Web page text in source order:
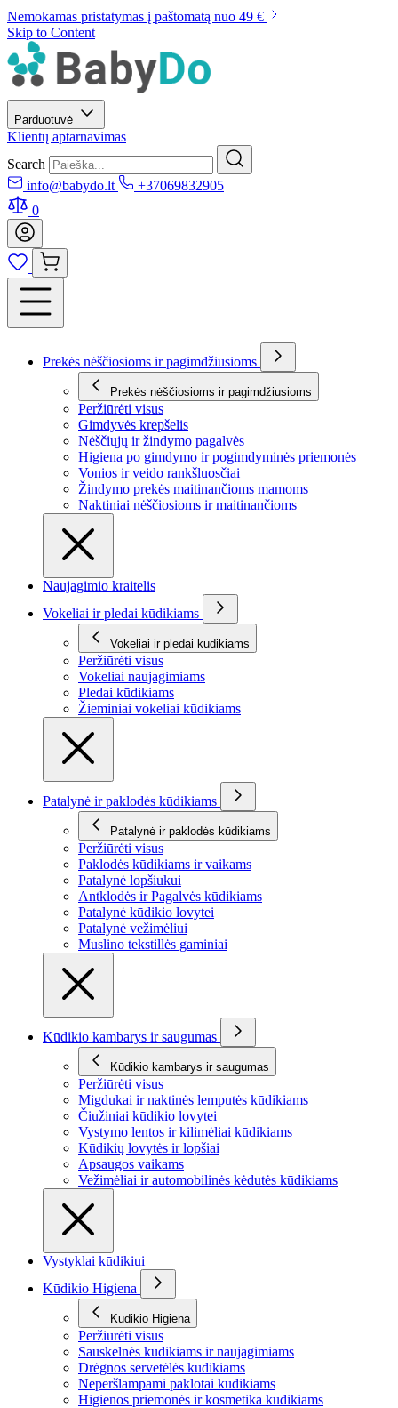
Nemokamas pristatymas į paštomatą nuo 49 €
Skip to Content
Parduotuvė
Klientų aptarnavimas
Search
info@babydo.lt
+37069832905
0
Prekės nėščiosioms ir pagimdžiusioms
Prekės nėščiosioms ir pagimdžiusioms
Peržiūrėti visus
Gimdyvės krepšelis
Nėščiųjų ir žindymo pagalvės
Higiena po gimdymo ir pogimdyminės priemonės
Vonios ir veido rankšluosčiai
Žindymo prekės maitinančioms mamoms
Naktiniai nėščiosioms ir maitinančioms
Naujagimio kraitelis
Vokeliai ir pledai kūdikiams
Vokeliai ir pledai kūdikiams
Peržiūrėti visus
Vokeliai naujagimiams
Pledai kūdikiams
Žieminiai vokeliai kūdikiams
Patalynė ir paklodės kūdikiams
Patalynė ir paklodės kūdikiams
Peržiūrėti visus
Paklodės kūdikiams ir vaikams
Patalynė lopšiukui
Antklodės ir Pagalvės kūdikiams
Patalynė kūdikio lovytei
Patalynė vežimėliui
Muslino tekstillės gaminiai
Kūdikio kambarys ir saugumas
Kūdikio kambarys ir saugumas
Peržiūrėti visus
Migdukai ir naktinės lemputės kūdikiams
Čiužiniai kūdikio lovytei
Vystymo lentos ir kilimėliai kūdikiams
Kūdikių lovytės ir lopšiai
Apsaugos vaikams
Vežimėliai ir automobilinės kėdutės kūdikiams
Vystyklai kūdikiui
Kūdikio Higiena
Kūdikio Higiena
Peržiūrėti visus
Sauskelnės kūdikiams ir naujagimiams
Drėgnos servetėlės kūdikiams
Neperšlampami paklotai kūdikiams
Higienos priemonės ir kosmetika kūdikiams